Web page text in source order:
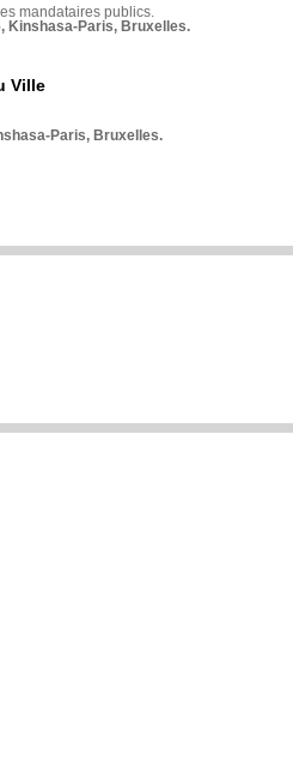
mandataires publics.
Kinshasa-Paris, Bruxelles.
Ville
Paris, Bruxelles.